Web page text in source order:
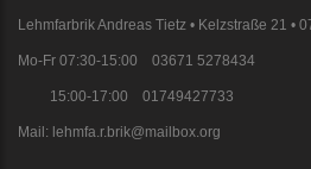
Lehmfarbrik Andreas Tietz • Kelzstraße 21 •
Mo-Fr 07:30-15:00 03671 5278434
15:00-17:00 01749427733
Mail: lehmfa.r.brik@mailbox.org